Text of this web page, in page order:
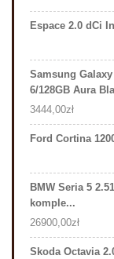
Espace 2.0 dCi
Samsung
6/128GB Aura
3444,00zł
Ford Cortina
BMW Seria 5
komple...
26900,00zł
Skoda Octavia